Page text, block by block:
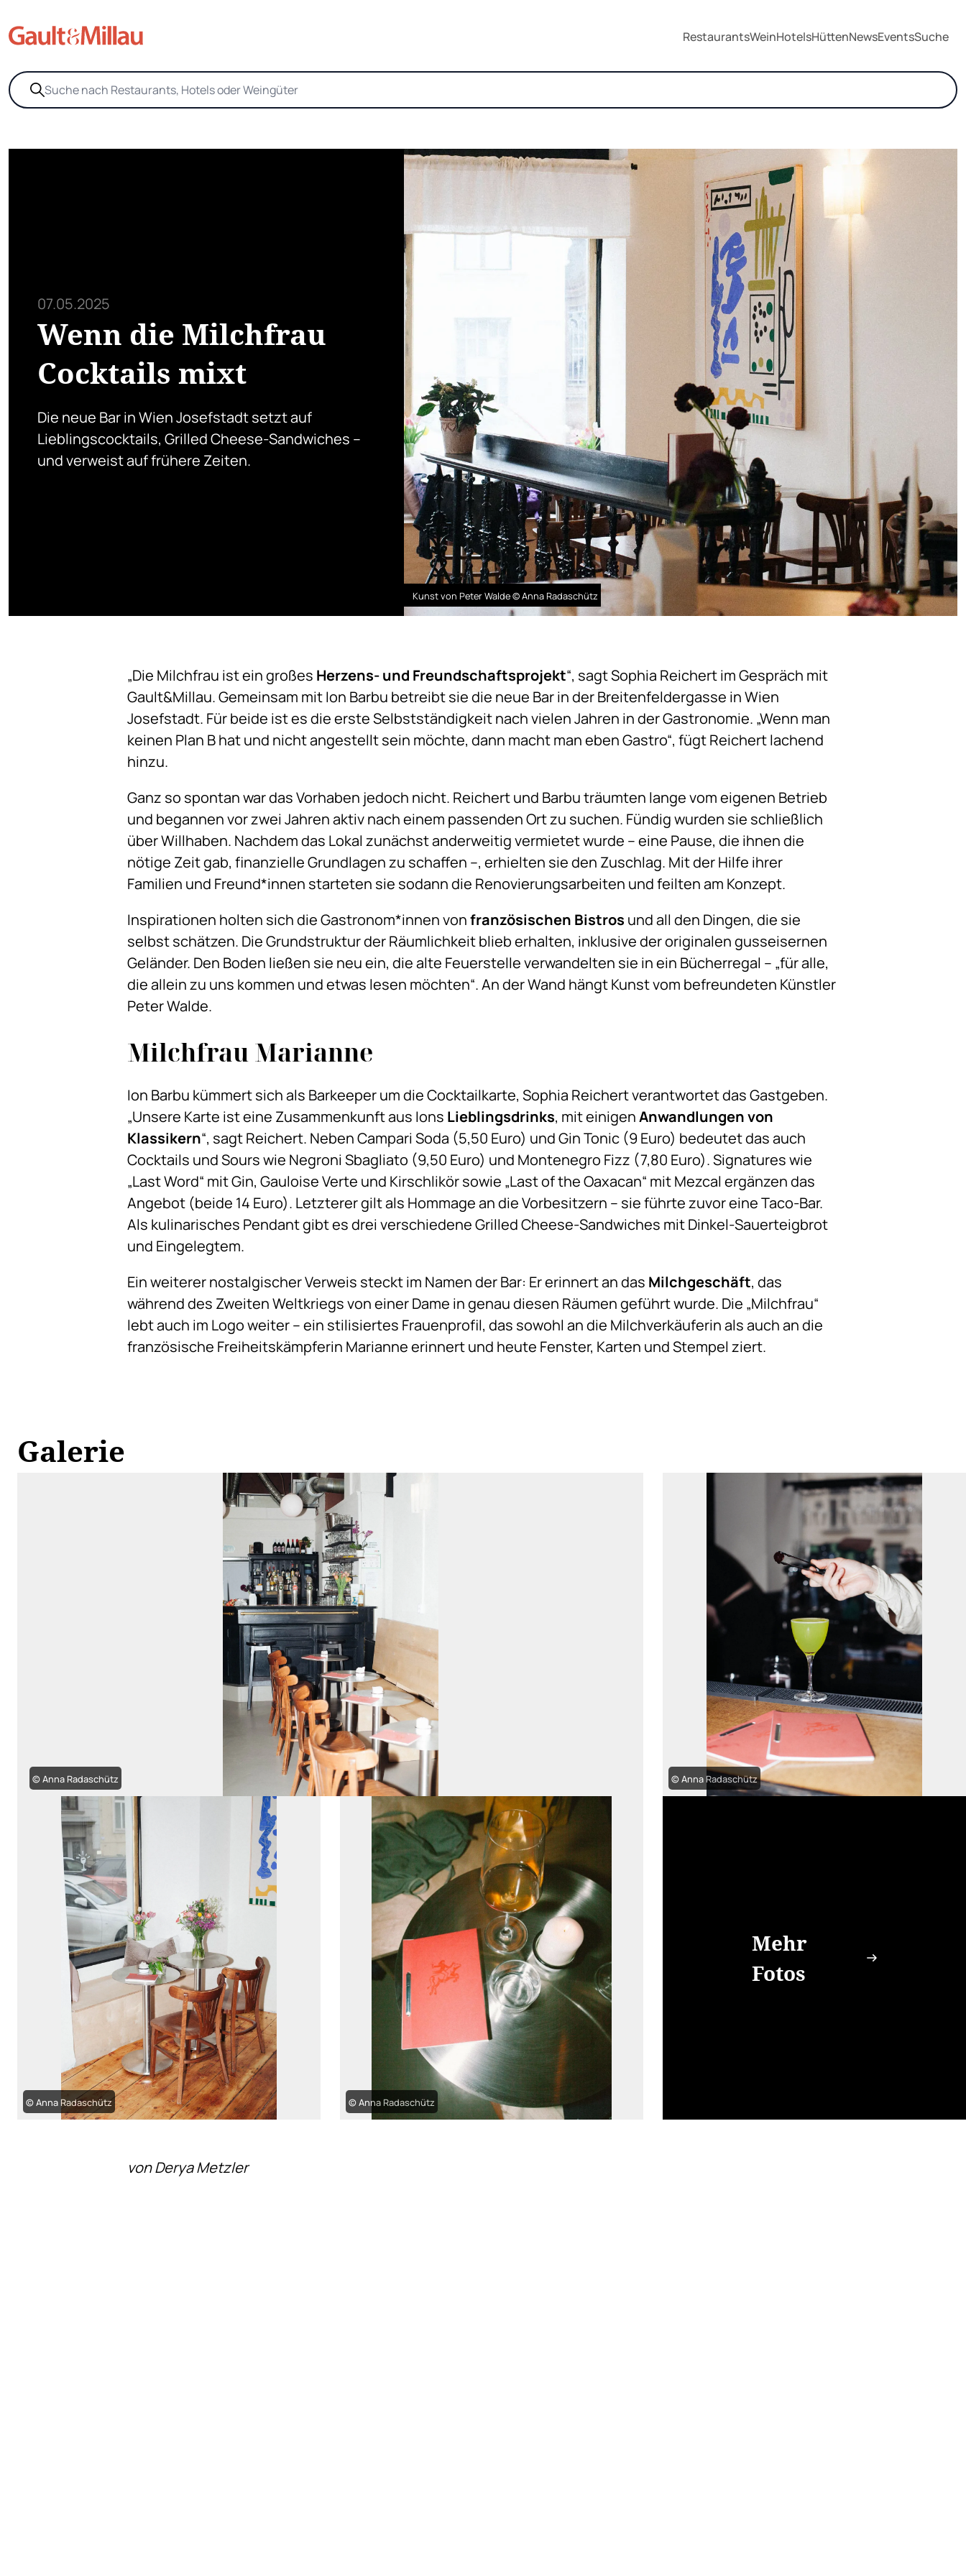
RestaurantsWeinHotelsHüttenNewsEventsSuche
07.05.2025
Wenn die Milchfrau
Cocktails mixt
Die neue Bar in Wien Josefstadt setzt auf
Lieblingscocktails, Grilled Cheese-Sandwiches –
und verweist auf frühere Zeiten.
Kunst von Peter Walde © Anna Radaschütz
„Die Milchfrau ist ein großes Herzens- und Freundschaftsprojekt“, sagt Sophia Reichert im Gespräch mit
Gault&Millau. Gemeinsam mit Ion Barbu betreibt sie die neue Bar in der Breitenfeldergasse in Wien
Josefstadt. Für beide ist es die erste Selbstständigkeit nach vielen Jahren in der Gastronomie. „Wenn man
keinen Plan B hat und nicht angestellt sein möchte, dann macht man eben Gastro“, fügt Reichert lachend
hinzu.
Ganz so spontan war das Vorhaben jedoch nicht. Reichert und Barbu träumten lange vom eigenen Betrieb
und begannen vor zwei Jahren aktiv nach einem passenden Ort zu suchen. Fündig wurden sie schließlich
über Willhaben. Nachdem das Lokal zunächst anderweitig vermietet wurde – eine Pause, die ihnen die
nötige Zeit gab, finanzielle Grundlagen zu schaffen –, erhielten sie den Zuschlag. Mit der Hilfe ihrer
Familien und Freund*innen starteten sie sodann die Renovierungsarbeiten und feilten am Konzept.
Inspirationen holten sich die Gastronom*innen vonfranzösischen Bistros und all den Dingen, die sie
selbst schätzen. Die Grundstruktur der Räumlichkeit blieb erhalten, inklusive der originalen gusseisernen
Geländer. Den Boden ließen sie neu ein, die alte Feuerstelle verwandelten sie in ein Bücherregal – „für alle,
die allein zu uns kommen und etwas lesen möchten“. An der Wand hängt Kunst vom befreundeten Künstler
Peter Walde.
Milchfrau Marianne
Ion Barbu kümmert sich als Barkeeper um die Cocktailkarte, Sophia Reichert verantwortet das Gastgeben.
„Unsere Karte ist eine Zusammenkunft aus Ions Lieblingsdrinks, mit einigenAnwandlungen von
Klassikern“, sagt Reichert. Neben Campari Soda (5,50 Euro) und Gin Tonic (9 Euro) bedeutet das auch
Cocktails und Sours wie Negroni Sbagliato (9,50 Euro) und Montenegro Fizz (7,80 Euro). Signatures wie
„Last Word“ mit Gin, Gauloise Verte und Kirschlikör sowie „Last of the Oaxacan“ mit Mezcal ergänzen das
Angebot (beide 14 Euro). Letzterer gilt als Hommage an die Vorbesitzern – sie führte zuvor eine Taco-Bar.
Als kulinarisches Pendant gibt es drei verschiedene Grilled Cheese-Sandwiches mit Dinkel-Sauerteigbrot
und Eingelegtem.
Ein weiterer nostalgischer Verweis steckt im Namen der Bar: Er erinnert an das Milchgeschäft, das
während des Zweiten Weltkriegs von einer Dame in genau diesen Räumen geführt wurde. Die „Milchfrau“
lebt auch im Logo weiter – ein stilisiertes Frauenprofil, das sowohl an die Milchverkäuferin als auch an die
französische Freiheitskämpferin Marianne erinnert und heute Fenster, Karten und Stempel ziert.
Galerie
© Anna Radaschütz © Anna Radaschütz
© Anna Radaschütz © Anna Radaschütz
Mehr
Fotos
von Derya Metzler